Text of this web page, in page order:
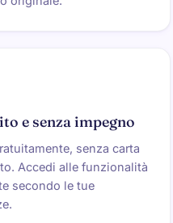
e senza impegno
senza carta
Accedi alle funzionalità
secondo le tue